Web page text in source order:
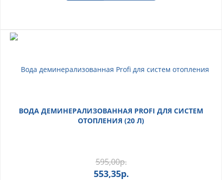
ВОДА ДЕМИНЕРАЛИЗОВАННАЯ PROFI ДЛЯ СИСТЕМ
ОТОПЛЕНИЯ (20 Л)
595,00р.
553,35р.